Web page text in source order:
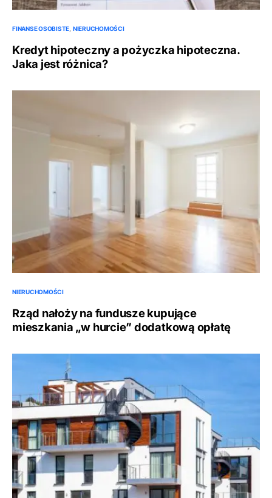
FINANSE OSOBISTE NIERUCHOMOŚCI
Kredyt hipoteczny a pożyczka hipoteczna.
Jaka jest różnica?
NIERUCHOMOŚCI
Rząd nałoży na fundusze kupujące
mieszkania „w hurcie” dodatkową opłatę